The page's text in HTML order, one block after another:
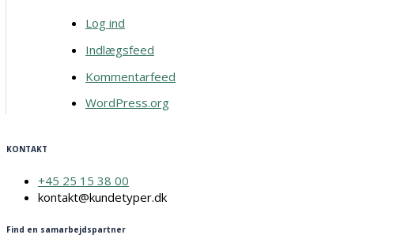
Log ind
Indlægsfeed
Kommentarfeed
WordPress.org
KONTAKT
+45 25 15 38 00
kontakt@kundetyper.dk
Find en samarbejdspartner